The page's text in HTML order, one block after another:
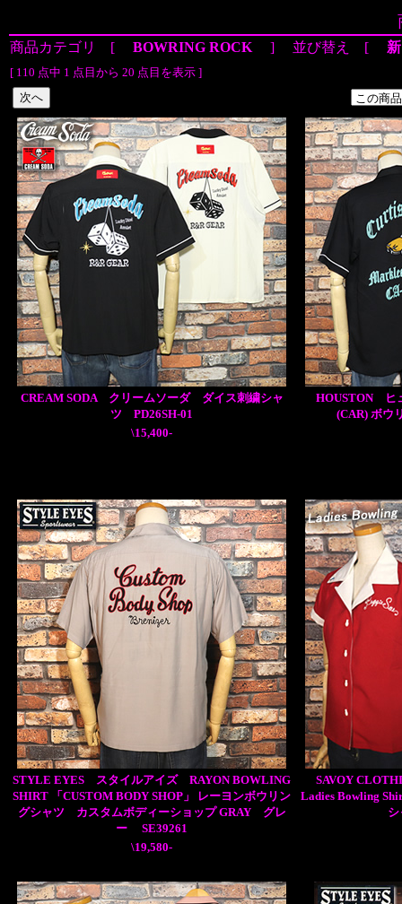
商品カテゴリ [ BOWRING ROCK ] 並び替え [
[ 110 点中 1 点目から 20 点目を表示 ]
CREAM SODA クリームソーダ ダイス刺繍シャ
ツ PD26SH-01
\15,400-
HOUSTON ヒ
(CAR) ボ
STYLE EYES スタイルアイズ RAYON BOWLING
SHIRT 「CUSTOM BODY SHOP」 レーヨンボウリン
グシャツ カスタムボディーショップ GRAY グレ
ー SE39261
\19,580-
SAVOY
Ladies Bowling
シ